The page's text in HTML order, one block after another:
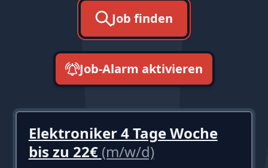
Job finden
Job-Alarm aktivieren
Elektroniker 4 Tage Woche
bis zu 22€ (m/w/d)